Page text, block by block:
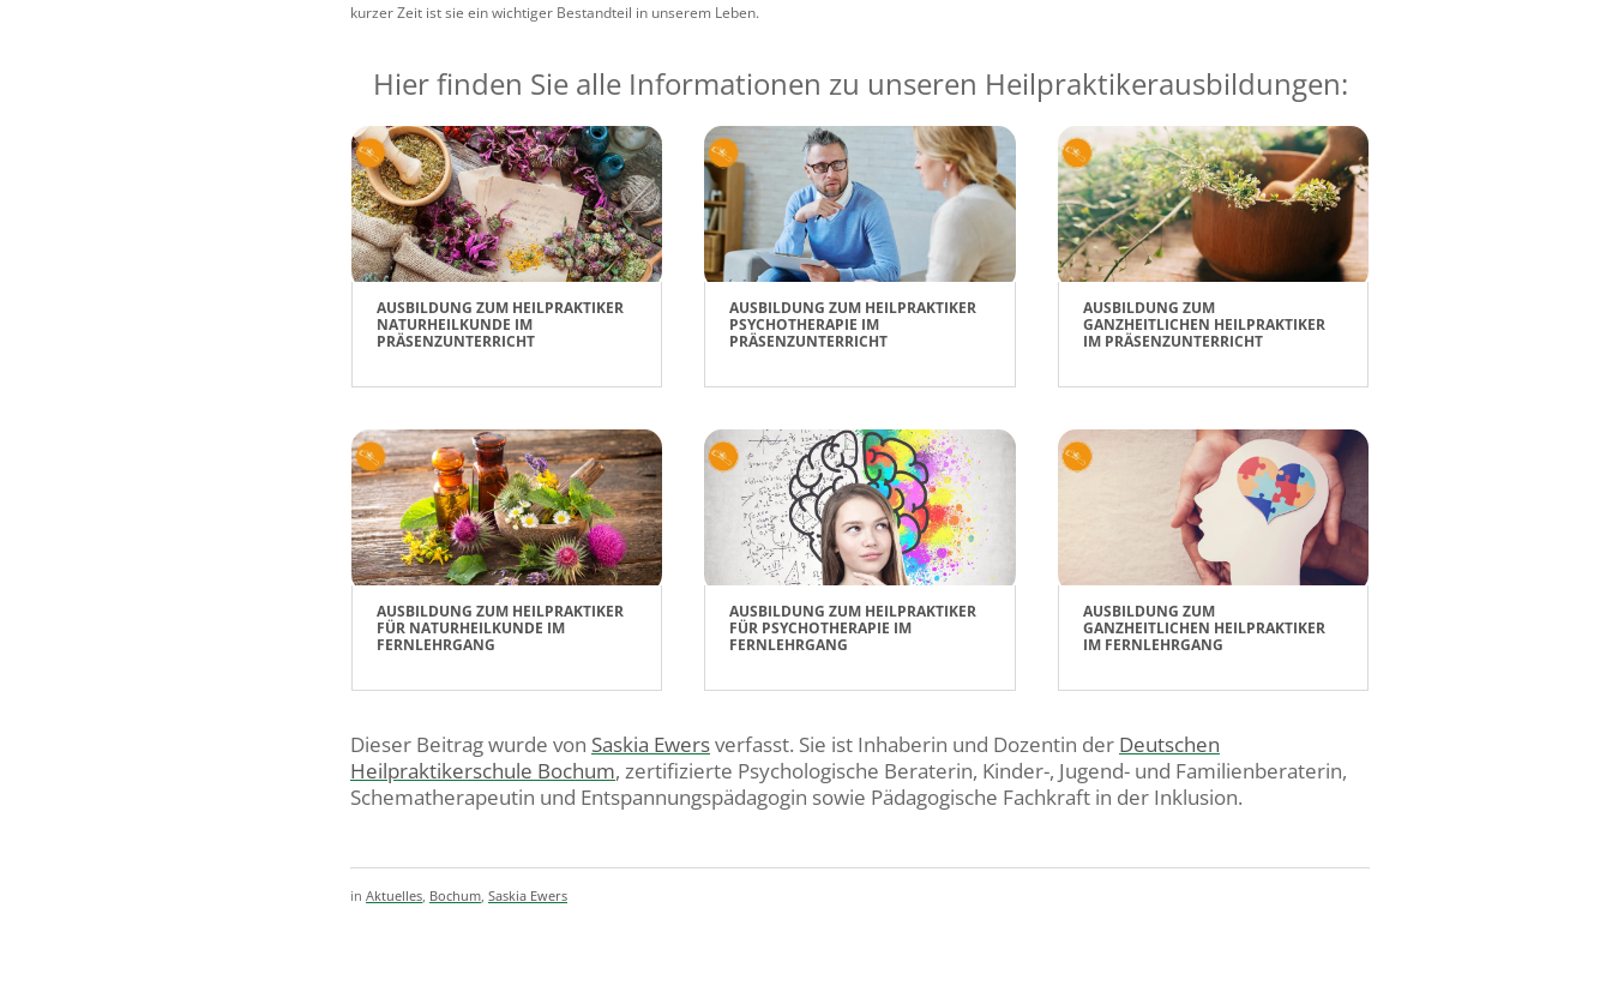
kurzer Zeit ist sie ein wichtiger Bestandteil in unserem Leben.
Hier finden Sie alle Informationen zu unseren Heilpraktikerausbildungen:
AUSBILDUNG ZUM HEILPRAKTIKER
NATURHEILKUNDE IM
PRÄSENZUNTERRICHT
AUSBILDUNG ZUM HEILPRAKTIKER
PSYCHOTHERAPIE IM
PRÄSENZUNTERRICHT
AUSBILDUNG ZUM
GANZHEITLICHEN HEILPRAKTIKER
IM PRÄSENZUNTERRICHT
AUSBILDUNG ZUM HEILPRAKTIKER
FÜR NATURHEILKUNDE IM
FERNLEHRGANG
AUSBILDUNG ZUM HEILPRAKTIKER
FÜR PSYCHOTHERAPIE IM
FERNLEHRGANG
AUSBILDUNG ZUM
GANZHEITLICHEN HEILPRAKTIKER
IM FERNLEHRGANG
Dieser Beitrag wurde von Saskia Ewersverfasst. Sie ist Inhaberin und Dozentin der Deutschen
Heilpraktikerschule Bochum, zertifizierte Psychologische Beraterin, Kinder-, Jugend- und Familienberaterin,
Schematherapeutin und Entspannungspädagogin sowie Pädagogische Fachkraft in der Inklusion.
in Aktuelles Bochum Saskia Ewers